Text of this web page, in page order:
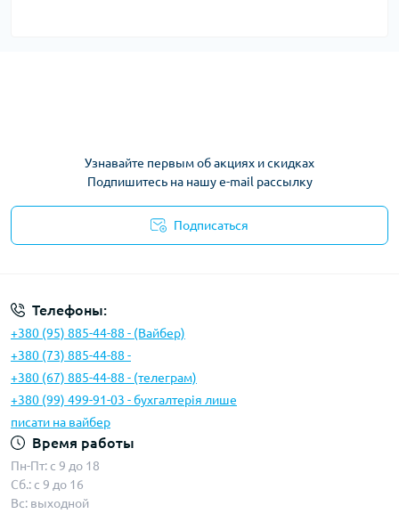
Узнавайте первым об акциях и скидках
Подпишитесь на нашу e-mail рассылку
Подписаться
Телефоны:
+380 (95) 885-44-88 - (Вайбер)
+380 (73) 885-44-88 -
+380 (67) 885-44-88 - (телеграм)
+380 (99) 499-91-03 - бухгалтерія лише
писати на вайбер
Время работы
Пн-Пт: с 9 до 18
Сб.: с 9 до 16
Вс: выходной